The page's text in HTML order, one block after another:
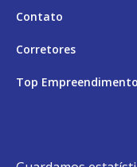
Contato
Corretores
Top